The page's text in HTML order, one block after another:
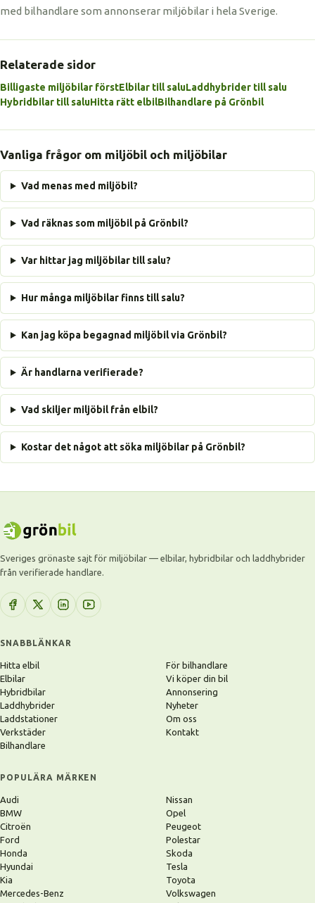
med bilhandlare som annonserar miljöbilar i hela Sverige.
Relaterade sidor
Billigaste miljöbilar förstElbilar till saluLaddhybrider till salu
Hybridbilar till saluHitta rätt elbilBilhandlare på Grönbil
Vanliga frågor om miljöbil och miljöbilar
Vad menas med miljöbil?
Vad räknas som miljöbil på Grönbil?
Var hittar jag miljöbilar till salu?
Hur många miljöbilar finns till salu?
Kan jag köpa begagnad miljöbil via Grönbil?
Är handlarna verifierade?
Vad skiljer miljöbil från elbil?
Kostar det något att söka miljöbilar på Grönbil?
Sveriges grönaste sajt för miljöbilar — elbilar, hybridbilar och laddhybrider
från verifierade handlare.
SNABBLÄNKAR
Hitta elbil
Elbilar
Hybridbilar
Laddhybrider
Laddstationer
Verkstäder
Bilhandlare
För bilhandlare
Vi köper din bil
Annonsering
Nyheter
Om oss
Kontakt
POPULÄRA MÄRKEN
Audi
BMW
Citroën
Ford
Honda
Hyundai
Kia
Mercedes-Benz
Nissan
Opel
Peugeot
Polestar
Skoda
Tesla
Toyota
Volkswagen